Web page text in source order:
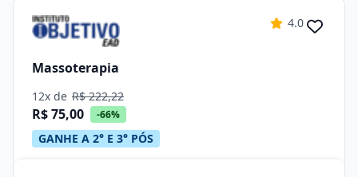
4.0
Massoterapia
12x de R$ 222,22
R$ 75,00 -66%
GANHE A 2° E 3° PÓS